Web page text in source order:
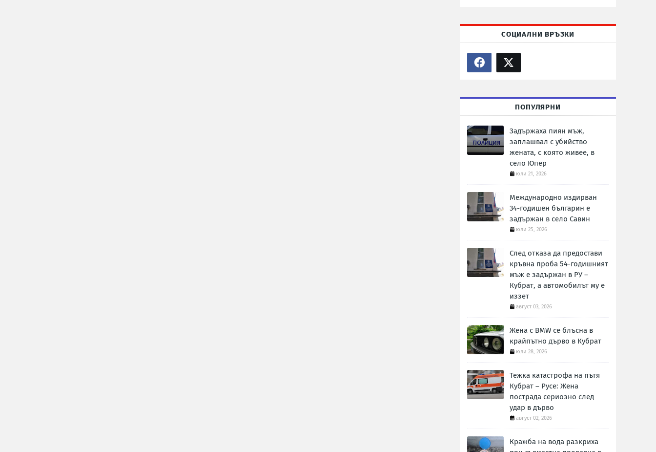
СОЦИАЛНИ ВРЪЗКИ
ПОПУЛЯРНИ
Задържаха пиян мъж,
заплашвал с убийство
жената, с която живее, в
село Юпер
юли 21, 2026
Международно издирван
34-годишен българин е
задържан в село Савин
юли 25, 2026
След отказа да предостави
кръвна проба 54-годишният
мъж е задържан в РУ –
Кубрат, а автомобилът му е
иззет
август 03, 2026
Жена с BMW се блъсна в
крайпътно дърво в Кубрат
юли 28, 2026
Тежка катастрофа на пътя
Кубрат – Русе: Жена
пострада сериозно след
удар в дърво
август 02, 2026
Кражба на вода разкриха